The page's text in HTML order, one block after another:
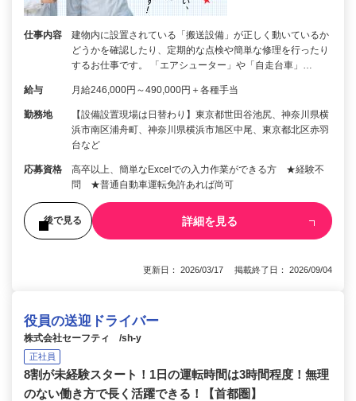
仕事内容
建物内に設置されている「搬送設備」が正しく動いているか
どうかを確認したり、定期的な点検や簡単な修理を行ったり
するお仕事です。 「エアシューター」や「自走台車」…
給与 月給246,000円～490,000円＋各種手当
勤務地
【設備設置現場は日替わり】東京都世田谷池尻、神奈川県横
浜市南区浦舟町、神奈川県横浜市旭区中尾、東京都北区赤羽
台など
応募資格
高卒以上、簡単なExcelでの入力作業ができる方 ★経験不
問 ★普通自動車運転免許あれば尚可
後で見る 詳細を見る
更新日： 2026/03/17 掲載終了日： 2026/09/04
役員の送迎ドライバー
株式会社セーフティ /sh-y
正社員
8割が未経験スタート！1日の運転時間は3時間程度！無理
のない働き方で長く活躍できる！【首都圏】